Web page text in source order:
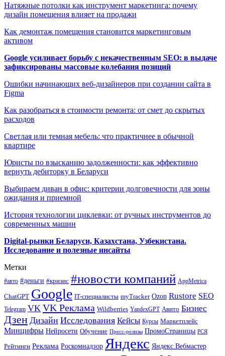
Натяжные потолки как инструмент маркетинга: почему
дизайн помещения влияет на продажи
Как демонтаж помещения становится маркетинговым
активом
Google усиливает борьбу с некачественным SEO: в выдаче
зафиксированы массовые колебания позиций
Ошибки начинающих веб-дизайнеров при создании сайта в
Figma
Как разобраться в стоимости ремонта: от смет до скрытых
расходов
Светлая или темная мебель: что практичнее в обычной
квартире
Юристы по взысканию задолженности: как эффективно
вернуть дебиторку в Беларуси
Выбираем диван в офис: критерии долговечности для зоны
ожидания и приемной
История технологии циклевки: от ручных инструментов до
современных машин
Digital-рынки Беларуси, Казахстана, Узбекистана.
Исследование и полезные инсайты
Метки
#авто #деньги #кризис #новости компаний AppMetrica
ChatGPT Google IT-специалисты myTracker Ozon Rustore SEO
Telegram VK VK Реклама Wildberries YandexGPT Авито Бизнес
Дзен Дизайн Исследования Кейсы Курсы Маркетплейс
Минцифры Нейросети Обучение Пресс-релизы ПромоСтраницы РСЯ
Рейтинги Реклама Роскомнадзор Яндекс Яндекс.Вебмастер